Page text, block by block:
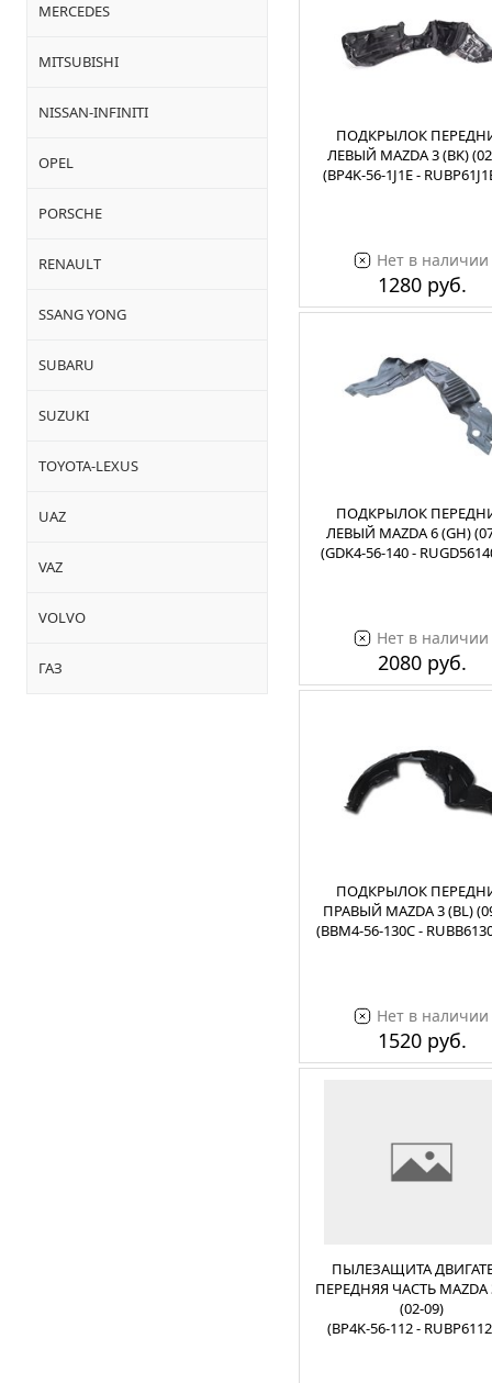
MERCEDES
MITSUBISHI
NISSAN-INFINITI
OPEL
PORSCHE
RENAULT
SSANG YONG
SUBARU
SUZUKI
TOYOTA-LEXUS
UAZ
VAZ
VOLVO
ГАЗ
ПОДКРЫЛОК
ЛЕВЫЙ MAZDA 3 (BK)
(BP4K-56-1J1E -
Нет в наличии
1280 руб.
ПОДКРЫЛОК
ЛЕВЫЙ MAZDA 6 (GH)
(GDK4-56-140 -
Нет в наличии
2080 руб.
ПОДКРЫЛОК
ПРАВЫЙ MAZDA 3 (BL)
(BBM4-56-130C -
Нет в наличии
1520 руб.
ПЫЛЕЗАЩИТА
ПЕРЕДНЯЯ ЧАСТЬ MAZDA
(02-09)
(BP4K-56-112 -